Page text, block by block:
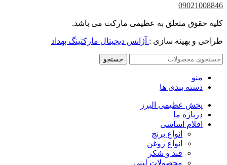
09021008846
کلیه حقوق متعلق به عظیمی مارکت می باشد.
طراحی و بهینه سازی : آژانس دیجیتال مارکتینگ بهداد
جستجو
منو
دسته بندی ها
پخش عظیمی البرز
درباره ما
اقلام اساسی
انواع برنج
انواع روغن
قند و شکر
محصولات لبنی